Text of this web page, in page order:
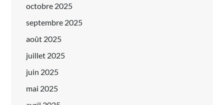
octobre 2025
septembre 2025
août 2025
juillet 2025
juin 2025
mai 2025